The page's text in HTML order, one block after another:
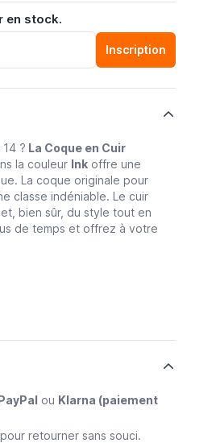
en stock.
Inscription
? La Coque en Cuir
la couleur Inkoffre une
La coque originale pour
classe indéniable. Le cuir
bien sûr, du style tout en
de temps et offrez à votre
ou Klarna (paiement
retourner sans souci.